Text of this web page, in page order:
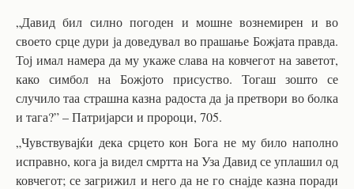
„Давид бил силно погоден и мошне вознемирен и во
своето срце дури ја доведувал во прашање Божјата правда.
Тој имал намера да му укаже слава на ковчегот на заветот,
како симбол на Божјото присуство. Тогаш зошто се
случило таа страшна казна радоста да ја претвори во болка
и тага?” – Патријарси и пророци, 705.
„Чувствувајќи дека срцето кон Бога не му било наполно
исправно, кога ја видел смртта на Уза Давид се уплашил од
ковчегот; се загрижил и него да не го снајде казна поради